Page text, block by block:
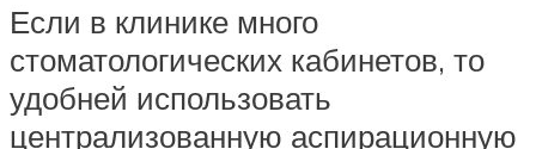
Если в клинике много
стоматологических кабинетов, то
удобней использовать
централизованную аспирационную